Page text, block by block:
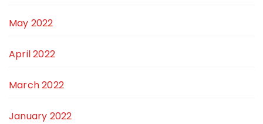
May 2022
April 2022
March 2022
January 2022